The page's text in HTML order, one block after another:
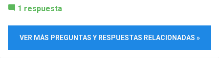
1 respuesta
VER MÁS PREGUNTAS Y RESPUESTAS RELACIONADAS »